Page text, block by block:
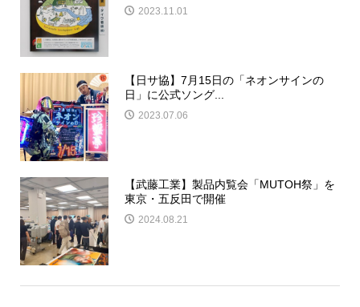
2023.11.01
【日サ協】7月15日の「ネオンサインの
日」に公式ソング...
2023.07.06
【武藤工業】製品内覧会「MUTOH祭」を
東京・五反田で開催
2024.08.21